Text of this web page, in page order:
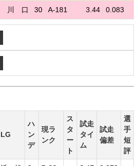
川 口 30 A-181 3.44 0.083
LG
ハ
ン
デ
現ラ
ンク
ス
タ
ー
ト
試走
タイ
ム
試走
偏差
選
手
短
評